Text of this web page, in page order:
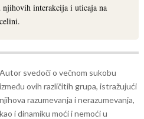
interakcija i uticaja na
Autor svedoči o večnom sukobu
između ovih različitih grupa, istražujući
njihova razumevanja i nerazumevanja,
kao i dinamiku moći i nemoći u